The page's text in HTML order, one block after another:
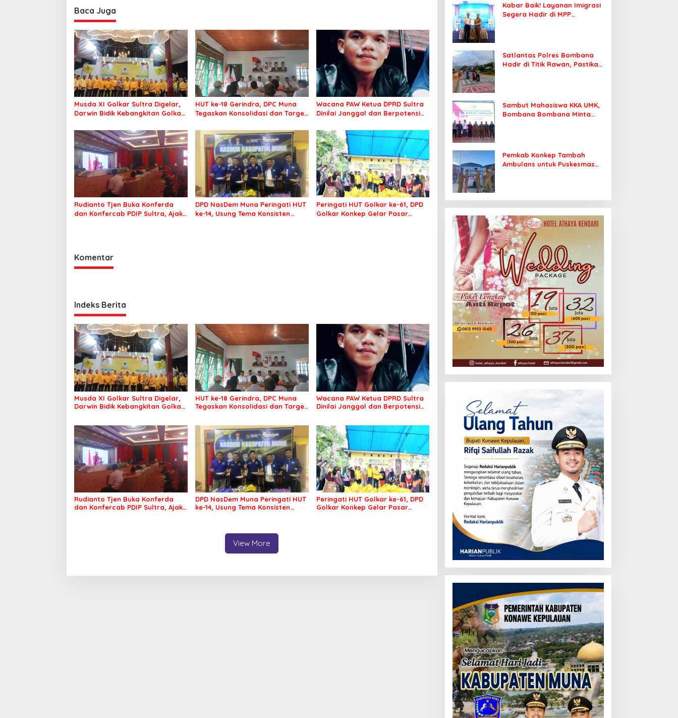
Baca Juga
Musda XI Golkar Sultra Digelar,
Darwin Bidik Kebangkitan Golkar
HUT ke-18 Gerindra, DPC Muna
Tegaskan Konsolidasi dan Target
Wacana PAW Ketua DPRD Sultra
Dinilai Janggal dan Berpotensi
Rudianto Tjen Buka Konferda
dan Konfercab PDIP Sultra, Ajak
DPD NasDem Muna Peringati HUT
ke-14, Usung Tema Konsisten
Peringati HUT Golkar ke-61, DPD
Golkar Konkep Gelar Pasar
Komentar
Indeks Berita
Musda XI Golkar Sultra Digelar,
Darwin Bidik Kebangkitan Golkar
HUT ke-18 Gerindra, DPC Muna
Tegaskan Konsolidasi dan Target
Wacana PAW Ketua DPRD Sultra
Dinilai Janggal dan Berpotensi
Rudianto Tjen Buka Konferda
dan Konfercab PDIP Sultra, Ajak
DPD NasDem Muna Peringati HUT
ke-14, Usung Tema Konsisten
Peringati HUT Golkar ke-61, DPD
Golkar Konkep Gelar Pasar
View More
Kabar Baik! Layanan Imigrasi
Segera Hadir di MPP
Satlantas Polres Bombana
Hadir di Titik Rawan, Pastikan
Sambut Mahasiswa KKA UMK,
Bombana Bombana Minta
Pemkab Konkep Tambah
Ambulans untuk Puskesmas